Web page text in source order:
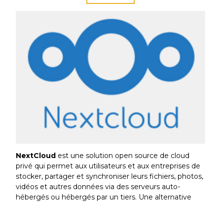
NextCloud est une solution open source de cloud
privé qui permet aux utilisateurs et aux entreprises de
stocker, partager et synchroniser leurs fichiers, photos,
vidéos et autres données via des serveurs auto-
hébergés ou hébergés par un tiers. Une alternative